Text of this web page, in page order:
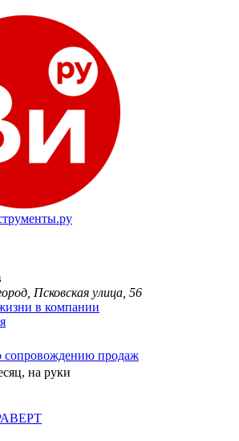
Псковская улица, 56
в компании
сопровождению продаж
на руки